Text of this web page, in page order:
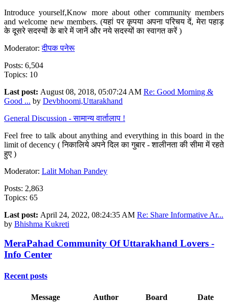
Introduce yourself,Know more about other community members
and welcome new members. (यहां पर कृपया अपना परिचय दें, मेरा पहाड़
के दूसरे सदस्यों के बारे में जानें और नये सदस्यों का स्वागत करें )
Moderator:दीपक पनेरू
Posts: 6,504
Topics: 10
Last post: August 08, 2018, 05:07:24 AM Re: Good Morning &
Good ... by Devbhoomi,Uttarakhand
General Discussion - सामान्य वार्तालाप !
Feel free to talk about anything and everything in this board in the
limit of decency ( निकालिये अपने दिल का गुबार - शालीनता की सीमा में रहते
हुए )
Moderator: Lalit Mohan Pandey
Posts: 2,863
Topics: 65
Last post: April 24, 2022, 08:24:35 AM Re: Share Informative Ar...
by Bhishma Kukreti
MeraPahad Community Of Uttarakhand Lovers -
Info Center
Recent posts
Message Author Board Date